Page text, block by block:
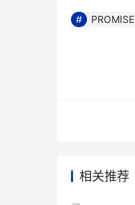
PROMISE
相关推荐